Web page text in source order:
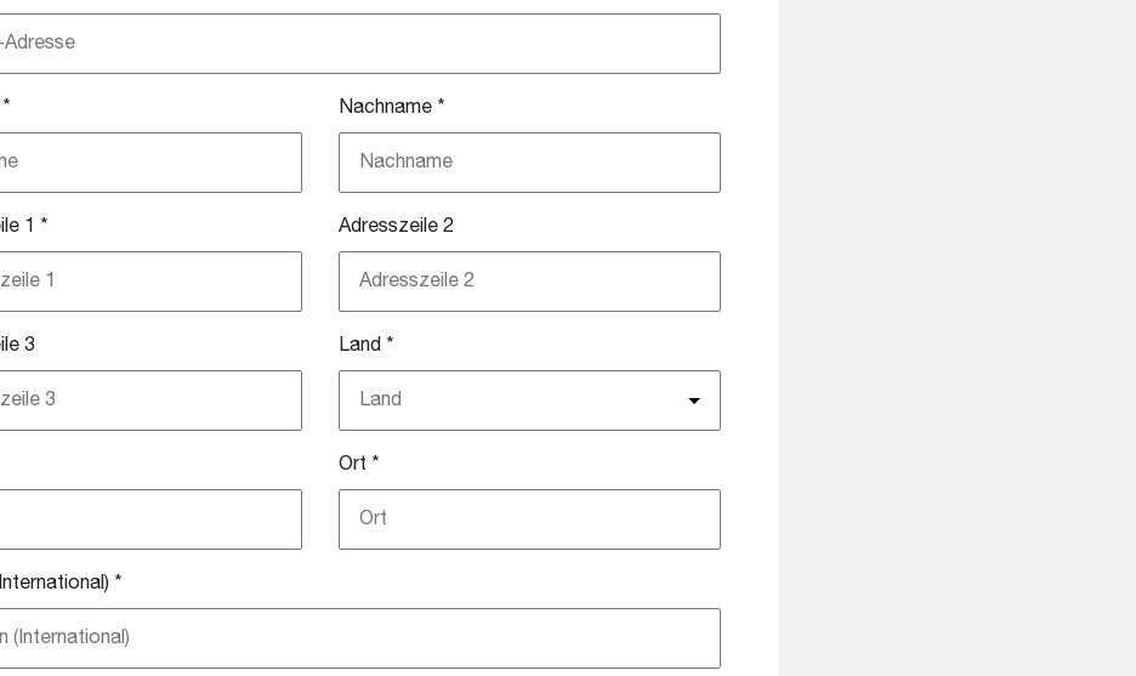
Nachname*
1 * Adresszeile 2
3 Land *
Land
Ort *
*